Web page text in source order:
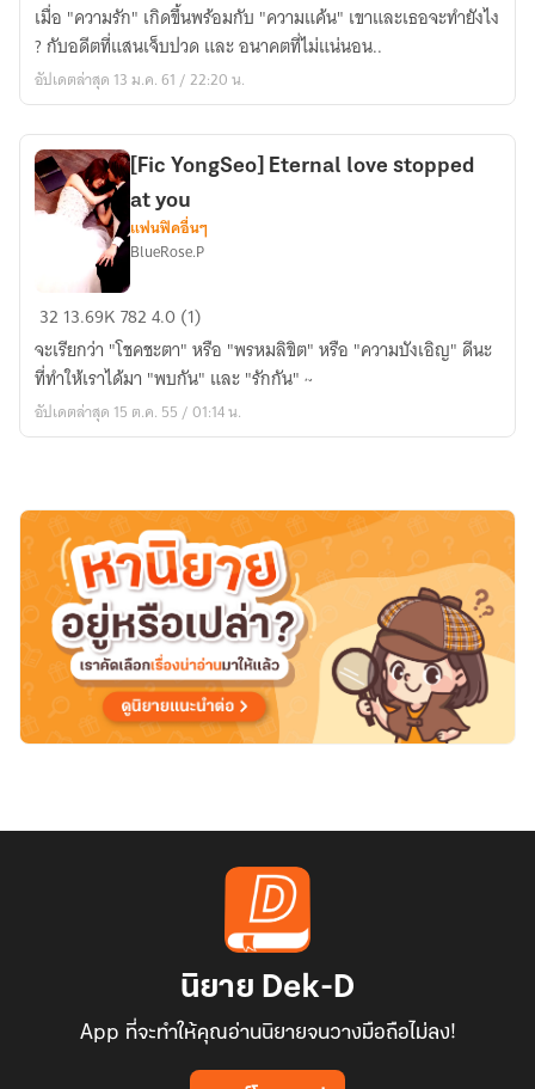
Am
Sorry
Because
Love
You
เมื่อ "ความรัก" เกิดขึ้นพร้อมกับ "ความแค้น" เขาและเธอจะทำยังไง
? กับอดีตที่แสนเจ็บปวด และ อนาคตที่ไม่แน่นอน..
อัปเดตล่าสุด 13 ม.ค. 61 / 22:20 น.
[Fic
YongSeo]
Eternal
love
stopped
[Fic YongSeo] Eternal love stopped
at you
แฟนฟิคอื่นๆ
BlueRose.P
32 13.69K7824.0 (1)
จะเรียกว่า "โชคชะตา" หรือ "พรหมลิขิต" หรือ "ความบังเอิญ" ดีนะ
ที่ทำให้เราได้มา "พบกัน" และ "รักกัน" ~
อัปเดตล่าสุด 15 ต.ค. 55 / 01:14 น.
นิยาย Dek-D
App ที่จะทำให้คุณอ่านนิยายจนวางมือถือไม่ลง!